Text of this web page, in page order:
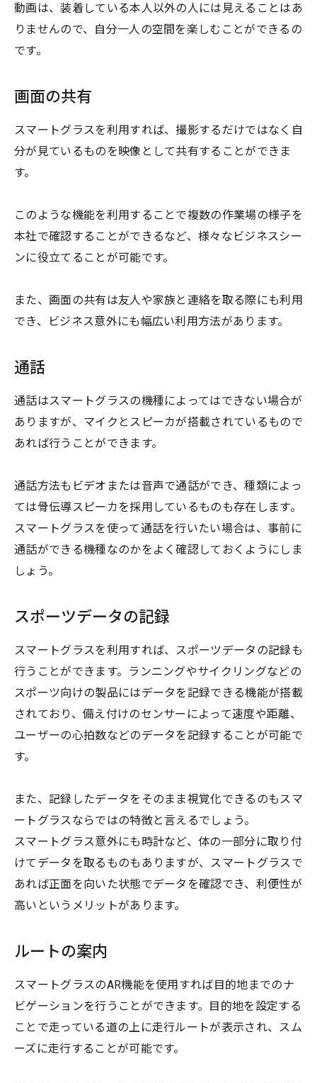
動画は、装着している本人以外の人には見えることはあ
りませんので、自分一人の空間を楽しむことができるの
です。
画面の共有
スマートグラスを利用すれば、撮影するだけではなく自
分が見ているものを映像として共有することができま
す。
このような機能を利用することで複数の作業場の様子を
本社で確認することができるなど、様々なビジネスシー
ンに役立てることが可能です。
また、画面の共有は友人や家族と連絡を取る際にも利用
でき、ビジネス意外にも幅広い利用方法があります。
通話
通話はスマートグラスの機種によってはできない場合が
ありますが、マイクとスピーカが搭載されているもので
あれば行うことができます。
通話方法もビデオまたは音声で通話ができ、種類によっ
ては骨伝導スピーカを採用しているものも存在します。
スマートグラスを使って通話を行いたい場合は、事前に
通話ができる機種なのかをよく確認しておくようにしま
しょう。
スポーツデータの記録
スマートグラスを利用すれば、スポーツデータの記録も
行うことができます。ランニングやサイクリングなどの
スポーツ向けの製品にはデータを記録できる機能が搭載
されており、備え付けのセンサーによって速度や距離、
ユーザーの心拍数などのデータを記録することが可能で
す。
また、記録したデータをそのまま視覚化できるのもスマ
ートグラスならではの特徴と言えるでしょう。
スマートグラス意外にも時計など、体の一部分に取り付
けてデータを取るものもありますが、スマートグラスで
あれば正面を向いた状態でデータを確認でき、利便性が
高いというメリットがあります。
ルートの案内
スマートグラスのAR機能を使用すれば目的地までのナ
ビゲーションを行うことができます。目的地を設定する
ことで走っている道の上に走行ルートが表示され、スム
ーズに走行することが可能です。